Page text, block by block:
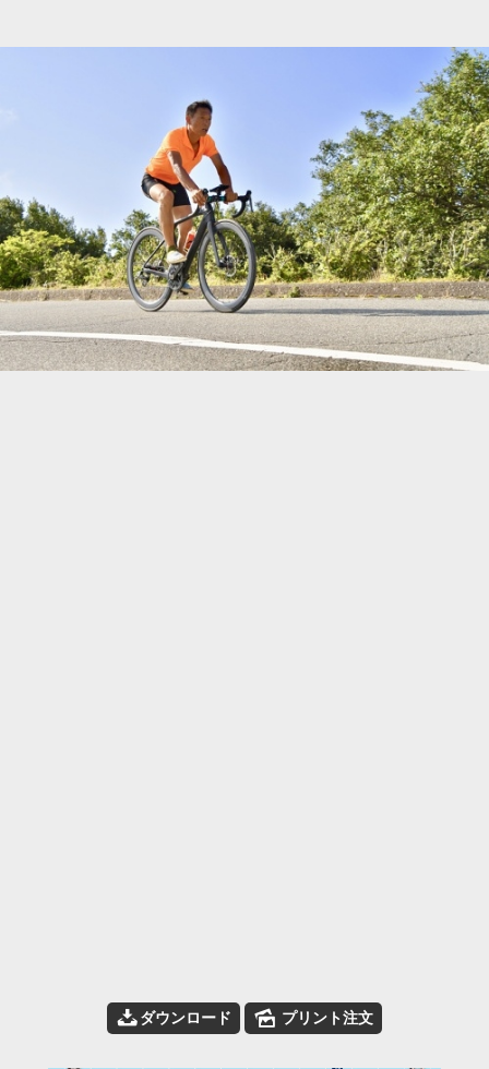
📥ダウンロード 🌄 プリント注文